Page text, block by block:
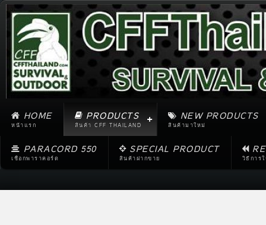
HOME
หน้าแรก
PRODUCTS
สินค้า CFF THAILAND
NEW PRODUCTS
สินค้ามาใหม่
PARACORD 550
เชือกพาราคอร์ด
SPECIAL PRODUCT
สินค้าฝากขาย วิธีการ